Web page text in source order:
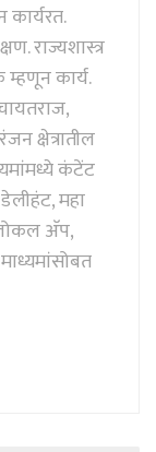
कार्यरत.
राज्यशास्त्र
म्हणून कार्य.
क्षेत्रातील
कंटेंट
महा
लोकल अ‍ॅप,